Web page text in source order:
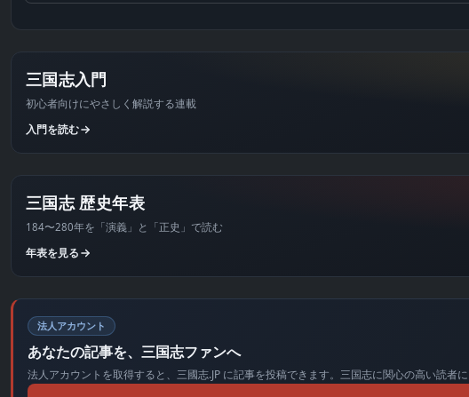
三国志入門
初心者向けにやさしく解説する連載
入門を読む
三国志 歴史年表
184〜280年を「演義」と「正史」で読む
年表を見る
法人アカウント
あなたの記事を、三国志ファンへ
法人アカウントを取得すると、三國志.JP に記事を投稿できます。三国志に関心の高い読者